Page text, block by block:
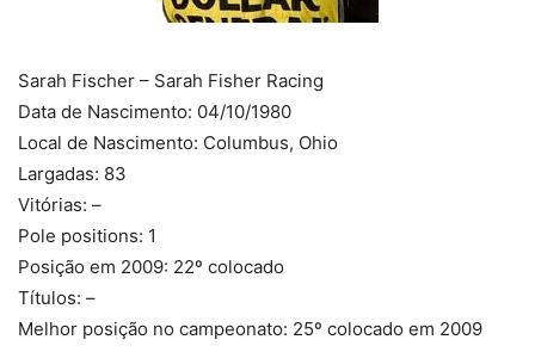
Sarah Fischer – Sarah Fisher Racing
Data de Nascimento: 04/10/1980
Local de Nascimento: Columbus, Ohio
Largadas: 83
Vitórias: –
Pole positions: 1
Posição em 2009: 22º colocado
Títulos: –
Melhor posição no campeonato: 25º colocado em 2009